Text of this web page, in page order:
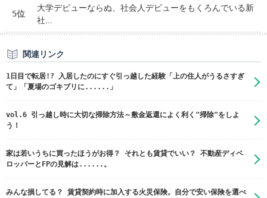
5位
大学デビューならぬ、社会人デビューをもくろんでいる新
社...
関連リンク
1日目で転居!? 入居したのにすぐ引っ越した経験「上の住人がうるさすぎ
て」「夏場のゴキブリに......」
vol.6 引っ越し時に大切な掃除方法～敷金返還によく利く"掃除"をしよ
う！
家は若いうちに買ったほうがお得？ それとも賃貸でいい？ 不動産ディベ
ロッパーとFPの見解は......。
みんな損してる？ 賃貸契約時に加入する火災保険。自分で安い保険を選べ